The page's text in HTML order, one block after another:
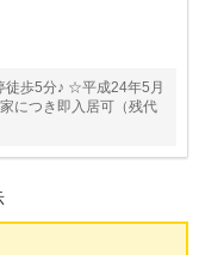
徒歩5分♪ ☆平成24年5月
につき即入居可（残代